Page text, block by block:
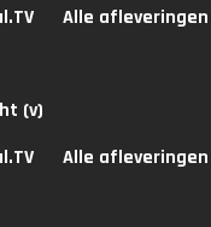
Alle afleveringen
(v)
Alle afleveringen